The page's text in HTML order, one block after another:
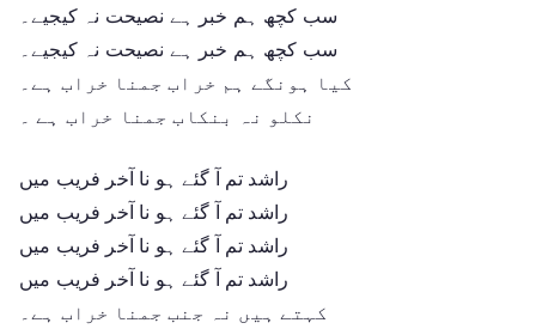
سب کچھ ہم خبر ہے نصیحت نہ کیجیے۔
سب کچھ ہم خبر ہے نصیحت نہ کیجیے۔
کیا ہونگے ہم خراب جمنا خراب ہے۔
نکلو نہ بنکاب جمنا خراب ہے ۔
راشد تم آ گئے ہو نا آخر فریب میں
راشد تم آ گئے ہو نا آخر فریب میں
راشد تم آ گئے ہو نا آخر فریب میں
راشد تم آ گئے ہو نا آخر فریب میں
کہتے ہیں نہ جنب جمنا خراب ہے۔